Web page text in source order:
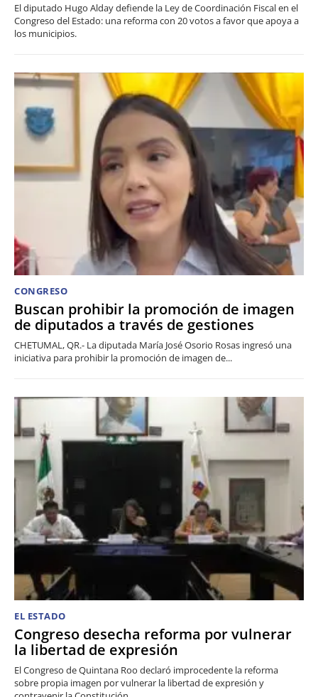
El diputado Hugo Alday defiende la Ley de Coordinación Fiscal en el
Congreso del Estado: una reforma con 20 votos a favor que apoya a
los municipios.
CONGRESO
Buscan prohibir la promoción de imagen
de diputados a través de gestiones
CHETUMAL, QR.- La diputada María José Osorio Rosas ingresó una
iniciativa para prohibir la promoción de imagen de...
EL ESTADO
Congreso desecha reforma por vulnerar
la libertad de expresión
El Congreso de Quintana Roo declaró improcedente la reforma
sobre propia imagen por vulnerar la libertad de expresión y